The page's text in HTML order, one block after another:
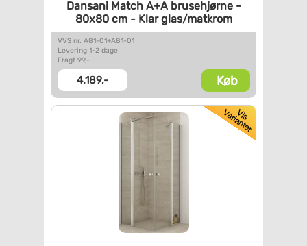
Dansani Match A+A brusehjørne-
80x80 cm - Klar glas/matkrom
VVS nr. A81-01+A81-01
Levering 1-2 dage
Fragt 99,-
4.189,- Køb